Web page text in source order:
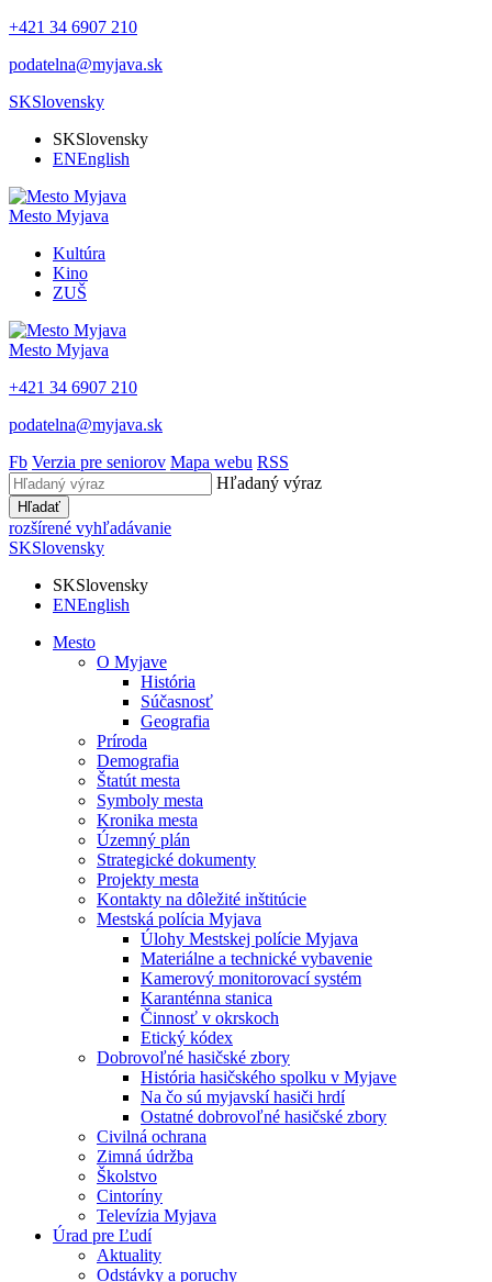
+421 34 6907 210
podatelna@myjava.sk
SKSlovensky
SKSlovensky
ENEnglish
Mesto Myjava
Kultúra
Kino
ZUŠ
Mesto Myjava
+421 34 6907 210
podatelna@myjava.sk
Fb Verzia pre seniorov Mapa webu RSS
Hľadaný výraz
Hľadať
rozšírené vyhľadávanie
SKSlovensky
SKSlovensky
ENEnglish
Mesto
O Myjave
História
Súčasnosť
Geografia
Príroda
Demografia
Štatút mesta
Symboly mesta
Kronika mesta
Územný plán
Strategické dokumenty
Projekty mesta
Kontakty na dôležité inštitúcie
Mestská polícia Myjava
Úlohy Mestskej polície Myjava
Materiálne a technické vybavenie
Kamerový monitorovací systém
Karanténna stanica
Činnosť v okrskoch
Etický kódex
Dobrovoľné hasičské zbory
História hasičského spolku v Myjave
Na čo sú myjavskí hasiči hrdí
Ostatné dobrovoľné hasičské zbory
Civilná ochrana
Zimná údržba
Školstvo
Cintoríny
Televízia Myjava
Úrad pre Ľudí
Aktuality
Odstávky a poruchy